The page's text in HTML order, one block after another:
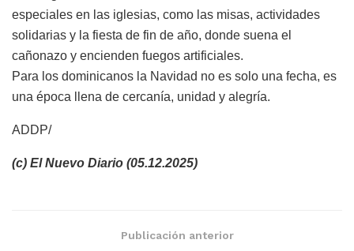
especiales en las iglesias, como las misas, actividades
solidarias y la fiesta de fin de año, donde suena el
cañonazo y encienden fuegos artificiales.
Para los dominicanos la Navidad no es solo una fecha, es
una época llena de cercanía, unidad y alegría.
ADDP/
(c) El Nuevo Diario (05.12.2025)
Publicación anterior